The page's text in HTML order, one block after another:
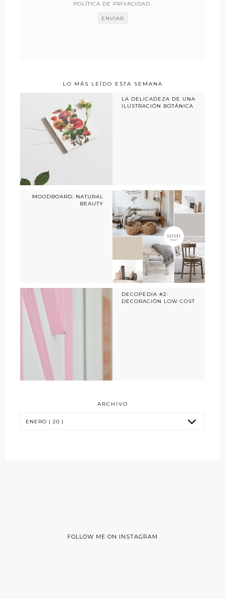
POLÍTICA DE PRIVACIDAD.
LO MÁS LEÍDO ESTA SEMANA
LA DELICADEZA DE UNA
ILUSTRACIÓN BOTÁNICA
MOODBOARD: NATURAL
BEAUTY
DECOPEDIA #2:
DECORACIÓN LOW COST
ARCHIVO
FOLLOW ME ON INSTAGRAM